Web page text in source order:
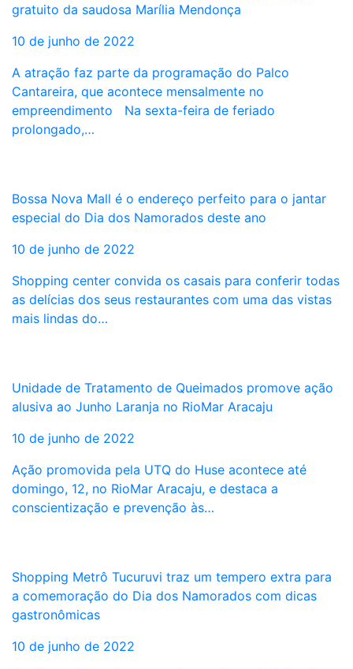
gratuito da saudosa Marília Mendonça
10 de junho de 2022
A atração faz parte da programação do Palco
Cantareira, que acontece mensalmente no
empreendimento Na sexta-feira de feriado
prolongado,…
Bossa Nova Mall é o endereço perfeito para o jantar
especial do Dia dos Namorados deste ano
10 de junho de 2022
Shopping center convida os casais para conferir todas
as delícias dos seus restaurantes com uma das vistas
mais lindas do…
Unidade de Tratamento de Queimados promove ação
alusiva ao Junho Laranja no RioMar Aracaju
10 de junho de 2022
Ação promovida pela UTQ do Huse acontece até
domingo, 12, no RioMar Aracaju, e destaca a
conscientização e prevenção às…
Shopping Metrô Tucuruvi traz um tempero extra para
a comemoração do Dia dos Namorados com dicas
gastronômicas
10 de junho de 2022